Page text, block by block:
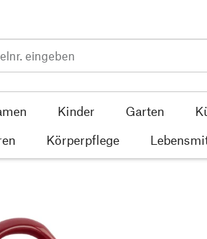
Kinder Garten
Körperpflege